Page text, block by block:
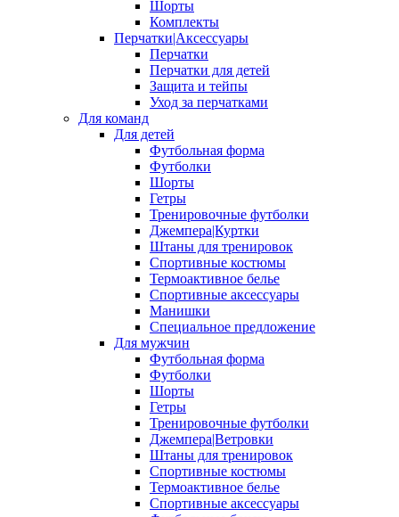
Шорты
Комплекты
Перчатки|Аксессуары
Перчатки
Перчатки для детей
Защита и тейпы
Уход за перчатками
Для команд
Для детей
Футбольная форма
Футболки
Шорты
Гетры
Тренировочные футболки
Джемпера|Куртки
Штаны для тренировок
Спортивные костюмы
Термоактивное белье
Спортивные аксессуары
Манишки
Специальное предложение
Для мужчин
Футбольная форма
Футболки
Шорты
Гетры
Тренировочные футболки
Джемпера|Ветровки
Штаны для тренировок
Спортивные костюмы
Термоактивное белье
Спортивные аксессуары